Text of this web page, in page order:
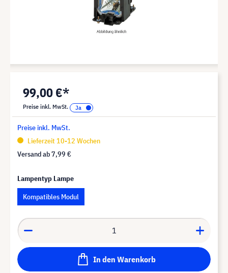
99,00 €*
Preise inkl. MwSt.
Preise inkl. MwSt.
Lieferzeit 10-12 Wochen
Versand ab7,99 €
Lampentyp Lampe
Kompatibles Modul
In den Warenkorb